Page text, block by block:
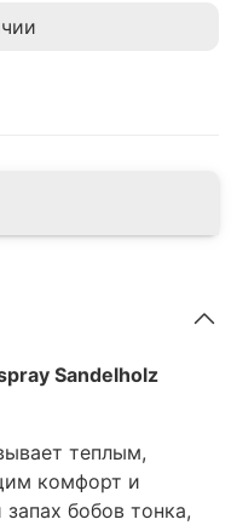
Sandelholz
теплым,
комфорт и
бобов тонка,